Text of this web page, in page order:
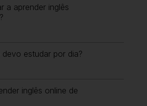
a aprender inglês
estudar por dia?
inglês online de